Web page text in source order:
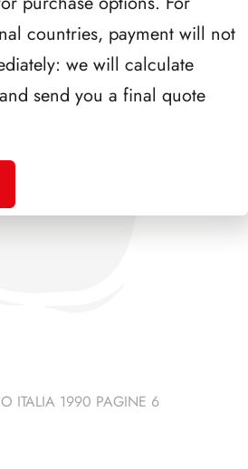
ITALIA 1990 PAGINE 6
countries, payment will not
we will calculate
send you a final quote